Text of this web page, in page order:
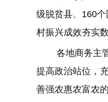
级脱贫县、160
村振兴成效夯实
各地商务主
提高政治站位，
善强农惠农富农